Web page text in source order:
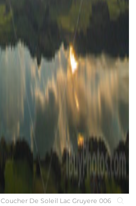
Coucher De Soleil Lac Gruyere 006